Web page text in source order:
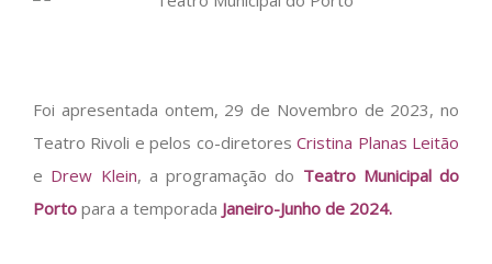
Foi apresentada ontem, 29 de Novembro de 2023, no
Teatro Rivoli e pelos co-diretoresCristina Planas Leitão
e Drew Klein, a programação do Teatro Municipal do
Porto para a temporada Janeiro-Junho de 2024.